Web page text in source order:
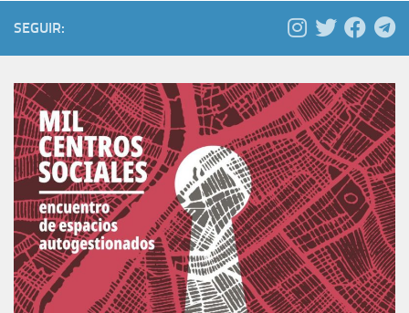
SEGUIR: